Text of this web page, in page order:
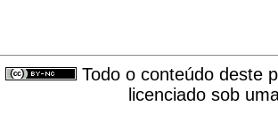
Todo o conteúdo deste
licenciado sob